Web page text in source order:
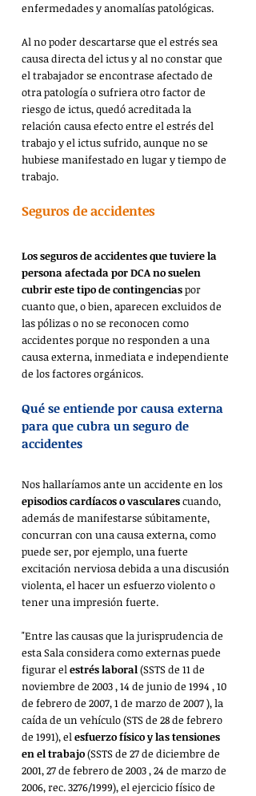
enfermedades y anomalías patológicas.
Al no poder descartarse que el estrés sea
causa directa del ictus y al no constar que
el trabajador se encontrase afectado de
otra patología o sufriera otro factor de
riesgo de ictus, quedó acreditada la
relación causa efecto entre el estrés del
trabajo y el ictus sufrido, aunque no se
hubiese manifestado en lugar y tiempo de
trabajo.
Seguros de accidentes
Los seguros de accidentes que tuviere la
persona afectada por DCA no suelen
cubrir este tipo de contingencias por
cuanto que, o bien, aparecen excluidos de
las pólizas o no se reconocen como
accidentes porque no responden a una
causa externa, inmediata e independiente
de los factores orgánicos.
Qué se entiende por causa externa
para que cubra un seguro de
accidentes
Nos hallaríamos ante un accidente en los
episodios cardíacos o vasculares cuando,
además de manifestarse súbitamente,
concurran con una causa externa, como
puede ser, por ejemplo, una fuerte
excitación nerviosa debida a una discusión
violenta, el hacer un esfuerzo violento o
tener una impresión fuerte.
"Entre las causas que la jurisprudencia de
esta Sala considera como externas puede
figurar el estrés laboral (SSTS de 11 de
noviembre de 2003 , 14 de junio de 1994 , 10
de febrero de 2007, 1 de marzo de 2007 ), la
caída de un vehículo (STS de 28 de febrero
de 1991), el esfuerzo físico y las tensiones
en el trabajo (SSTS de 27 de diciembre de
2001, 27 de febrero de 2003 , 24 de marzo de
2006, rec. 3276/1999), el ejercicio físico de